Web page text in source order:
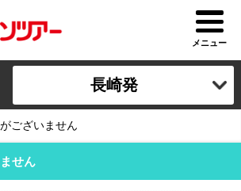
メニュー
長崎発
ございません
せん